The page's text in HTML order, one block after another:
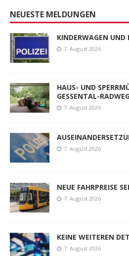
NEUESTE MELDUNGEN
KINDERWAGEN UND
7. August 2026
HAUS- UND
GESSENTAL-
7. August 2026
7. August 2026
NEUE FAHRPREISE
7. August 2026
KEINE WEITEREN
7. August 2026